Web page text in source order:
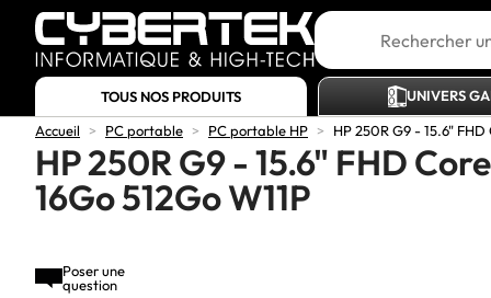
TOUS NOS PRODUITS UNIVERS
Accueil
> PC portable > PC portable HP > HP 250R G9 - 15.6" FHD
HP 250R G9 - 15.6" FHD
16Go 512Go W11P
Poser une
question